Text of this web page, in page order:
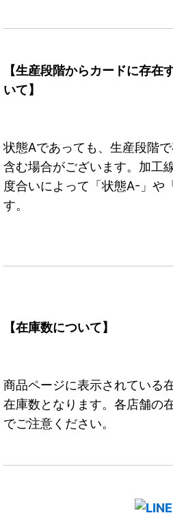
【生産段階からカードに存在
いて】
状態Aであっても、生産段階
含む場合がございます。加工
度合いによって「状態A-」や
す。
【在庫数について】
商品ページに表示されている
在庫数となります。各店舗の
でご注意ください。